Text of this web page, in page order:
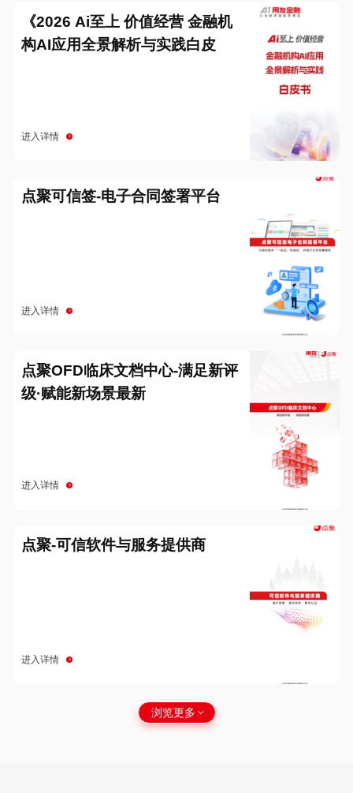
《2026 Ai至上 价值经营 金融机
构AI应用全景解析与实践白皮
进入详情
点聚可信签-电子合同签署平台
进入详情
点聚OFD临床文档中心-满足新评
级·赋能新场景最新
进入详情
点聚-可信软件与服务提供商
进入详情
浏览更多